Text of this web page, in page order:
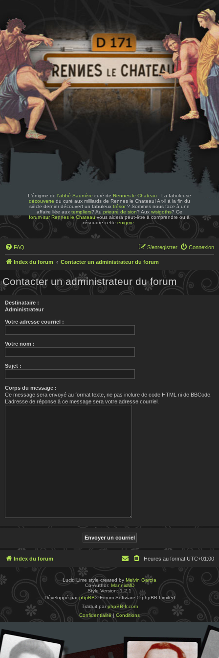
L'énigme de l'abbé Saunière curé de Rennes le Chateau : La fabuleuse
découverte du curé aux milliards de Rennes le Chateau! A t-il à la fin du
siècle dernier découvert un fabuleux trésor? Sommes nous face à une
affaire liée aux templiers? Au prieuré de sion? Aux wisigoths? Ce
forum sur Rennes le Chateauvous aidera peut-être à comprendre ou à
résoudre cetteénigme
FAQ Connexion
S’enregistrer
Index du forum Contacter un administrateur du forum
Contacter un administrateur du forum
Destinataire :
Administrateur
Votre adresse courriel :
Votre nom :
Sujet :
Corps du message :
Ce message sera envoyé au format texte, ne pas inclure de code HTML ni de BBCode.
L’adresse de réponse à ce message sera votre adresse courriel.
Index du forum Heures au format UTC+01:00
Lucid Lime style created by Melvin García
Co-Author: MannixMD
Style Version: 1.2.1
Développé parphpBB® Forum Software © phpBB Limited
Traduit parphpBB-fr.com
Confidentialité| Conditions